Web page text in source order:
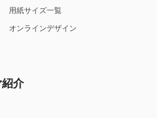
用紙サイズ一覧
オンラインデザイン
介